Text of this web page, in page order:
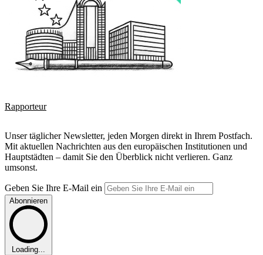
Rapporteur
Unser täglicher Newsletter, jeden Morgen direkt in Ihrem Postfach.
Mit aktuellen Nachrichten aus den europäischen Institutionen und
Hauptstädten – damit Sie den Überblick nicht verlieren. Ganz
umsonst.
Geben Sie Ihre E-Mail ein
Abonnieren
Loading...